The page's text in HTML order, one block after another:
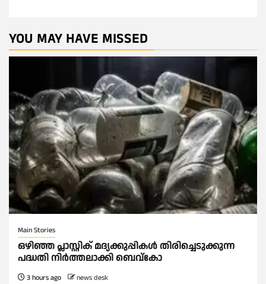
YOU MAY HAVE MISSED
Main Stories
ഒഴിഞ്ഞ പ്ലാസ്റ്റിക് മദ്യക്കുപ്പികള്‍ തിരിച്ചെടുക്കുന്ന
പദ്ധതി നിര്‍ത്തലാക്കി ബെവ്കോ
3 hours ago news desk